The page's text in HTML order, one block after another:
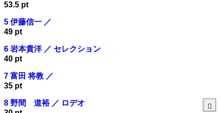
53.5 pt
5 伊藤信一 ／
49 pt
6 岩本貴洋 ／ セレクション
40 pt
7 富田 将教 ／
35 pt
8 野間 道裕 ／ ロデオ